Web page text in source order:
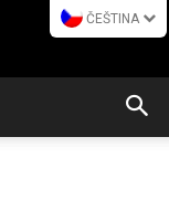
ČEŠTINA